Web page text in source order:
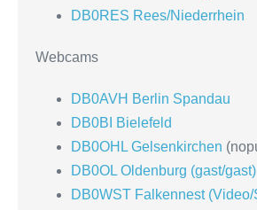
DB0RES Rees/Niederrhein
Webcams
DB0AVH Berlin Spandau
DB0BI Bielefeld
DB0OHL Gelsenkirchen
DB0OL Oldenburg (gast/gast)
DB0WST Falkennest